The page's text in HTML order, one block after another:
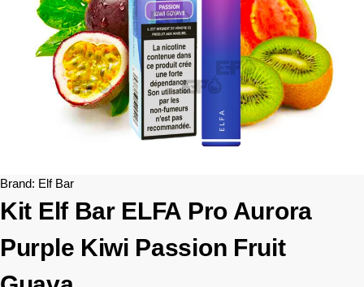
Brand: Elf Bar
Kit Elf Bar ELFA Pro Aurora
Purple Kiwi Passion Fruit